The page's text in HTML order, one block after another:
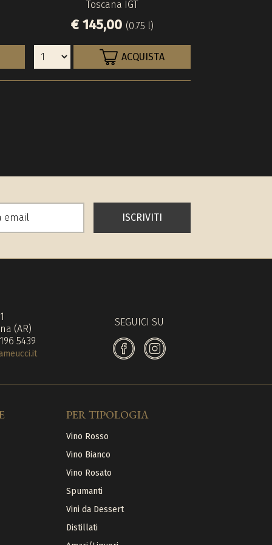
Toscana IGT
€ 145,00 (0.75 l)
ACQUISTA
ISCRIVITI
(AR)
5439
SEGUICI SU
PER TIPOLOGIA
Vino Rosso
Vino Bianco
Vino Rosato
Spumanti
Vini da Dessert
Distillati